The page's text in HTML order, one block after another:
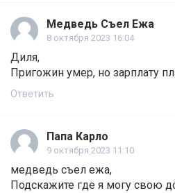
Медведь Съел Ежа
8 октября 2023 16:04
Диля,
Пригожин умер, но зарплату
Ответить
Папа Карло
9 октября 2023 11:10
медведь съел ежа,
Подскажите где я могу свою